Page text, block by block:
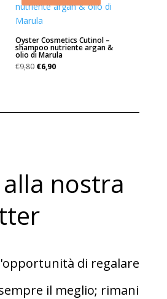
Oyster Cosmetics Cutinol –
shampoo nutriente argan &
olio di Marula
€9,80 Il
€9,80.
€6,90Il
€6,90.
nostra
di regalare
il meglio; rimani